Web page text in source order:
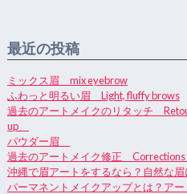
最近の投稿
ミックス眉 mix eyebrow
ふわっと明るい眉 Light, fluffy brows
過去のアートメイクのリタッチ
up
パウダー眉
過去のアートメイク修正 Corrections
沖縄で眉アートをするなら？自然な
パーマネントメイクアップとは？ア